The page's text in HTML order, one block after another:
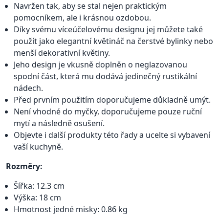
Navržen tak, aby se stal nejen praktickým
pomocníkem, ale i krásnou ozdobou.
Díky svému víceúčelovému designu jej můžete také
použít jako elegantní květináč na čerstvé bylinky nebo
menší dekorativní květiny.
Jeho design je vkusně doplněn o neglazovanou
spodní část, která mu dodává jedinečný rustikální
nádech.
Před prvním použitím doporučujeme důkladně umýt.
Není vhodné do myčky, doporučujeme pouze ruční
mytí a následně osušení.
Objevte i další produkty této řady a ucelte si vybavení
vaší kuchyně.
Rozměry:
Šířka: 12.3 cm
Výška: 18 cm
Hmotnost jedné misky: 0.86 kg